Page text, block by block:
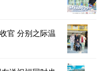
官 分别之际温